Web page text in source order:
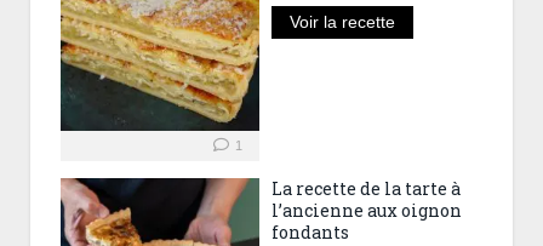
1
Voir la recette
La recette de la tarte à
l’ancienne aux oignon
fondants